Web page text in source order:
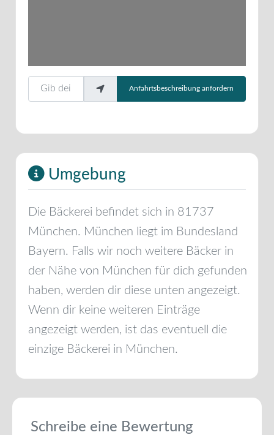
Gib deinen Standort ein.
Anfahrtsbeschreibung anfordern
Umgebung
Die Bäckerei befindet sich in 81737
München. München liegt im Bundesland
Bayern. Falls wir noch weitere Bäcker in
der Nähe von München für dich gefunden
haben, werden dir diese unten angezeigt.
Wenn dir keine weiteren Einträge
angezeigt werden, ist das eventuell die
einzige Bäckerei in München.
Schreibe eine Bewertung